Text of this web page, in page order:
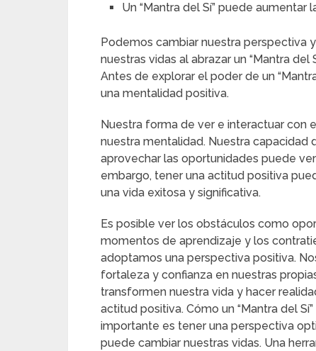
Un “Mantra del Sí” puede
Podemos cambiar nuestra perspectiva
nuestras vidas al abrazar un “Mantra
Antes de explorar el poder de un
una mentalidad positiva.
Nuestra forma de ver e interactuar con
nuestra mentalidad. Nuestra capacidad
aprovechar las oportunidades puede
embargo, tener una actitud positiva
una vida exitosa y significativa.
Es posible ver los obstáculos como
momentos de aprendizaje y los
adoptamos una perspectiva positiva.
fortaleza y confianza en nuestras
transformen nuestra vida y hacer
actitud positiva. Cómo un “Mantra del
importante es tener una perspectiva
puede cambiar nuestras vidas. Una